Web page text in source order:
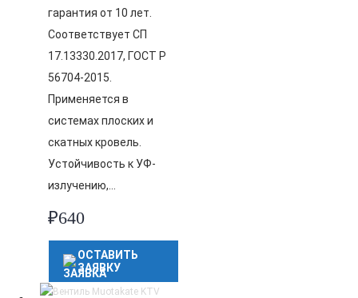
гарантия от 10 лет.
Соответствует СП
17.13330.2017, ГОСТ Р
56704-2015.
Применяется в
системах плоских и
скатных кровель.
Устойчивость к УФ-
излучению,…
₽640
ОСТАВИТЬ
ЗАЯВКУ